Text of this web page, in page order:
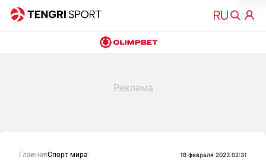
ГлавнаяСпорт мира 18 февраля 2023 02:31